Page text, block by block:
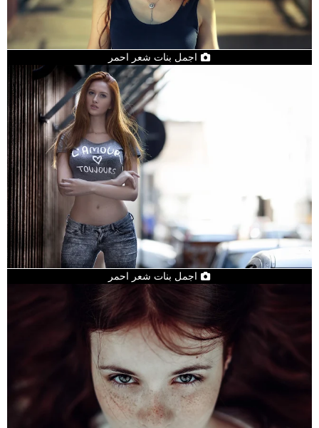
اجمل بنات شعر احمر
اجمل بنات شعر احمر